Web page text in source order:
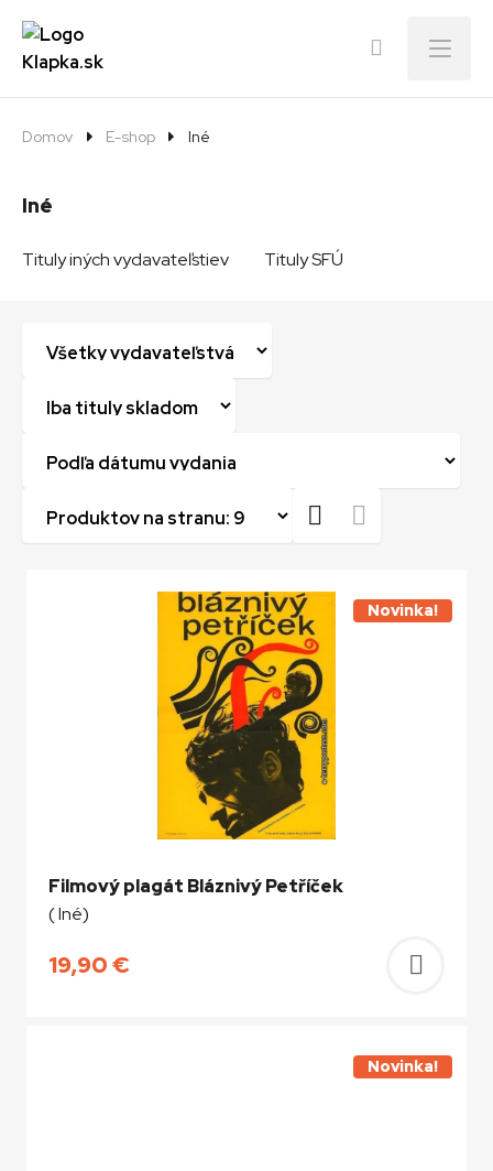
Menu
Domov E-shop Iné
Iné
Tituly iných vydavateľstiev Tituly SFÚ
Novinka!
Filmový plagát Bláznivý Petříček
( Iné)
19,90€
Pridať
košíka
Novinka!